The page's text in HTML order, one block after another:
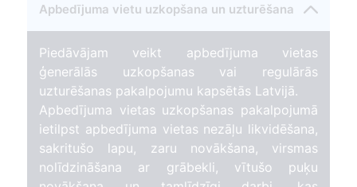
Apbedījuma vietu uzkopšana un uzturēšana
Piedāvājam veikt apbedījuma vietas
ģenerālās uzkopšanas vai regulārās
uzturēšanas pakalpojumu kapsētās Latvijā.
Apbedījuma vietas uzkopšanas pakalpojumā
ietilpst apbedījuma vietas nezāļu likvidēšana,
sakritušo lapu, zaru novākšana, virsmas
nolīdzināšana ar grābekli, vītušo puķu